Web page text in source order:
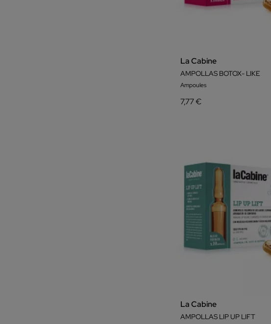
La Cabine
AMPOLLAS BOTOX- LIKE
Ampoules
7,77 €
La Cabine
AMPOLLAS LIP UP LIFT